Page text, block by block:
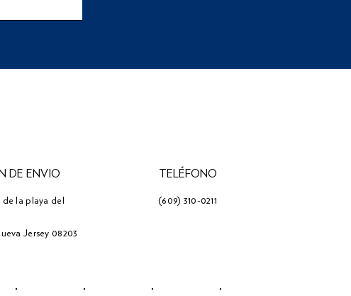
DE ENVIO
de la playa del
Jersey 08203
TELÉFONO
(609) 310-0211